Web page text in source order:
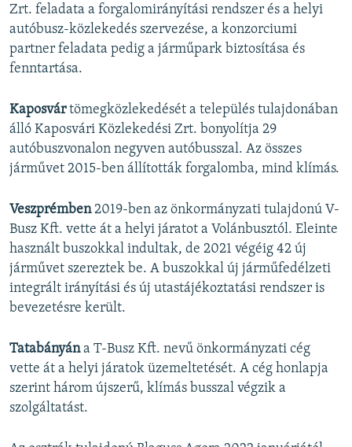
Zrt. feladata a forgalomirányítási rendszer és a helyi
autóbusz-közlekedés szervezése, a konzorciumi
partner feladata pedig a járműpark biztosítása és
fenntartása.
Kaposvártömegközlekedését a település tulajdonában
álló Kaposvári Közlekedési Zrt. bonyolítja 29
autóbuszvonalon negyven autóbusszal. Az összes
járművet 2015-ben állították forgalomba, mind klímás.
Veszprémben2019-ben az önkormányzati tulajdonú V-
Busz Kft. vette át a helyi járatot a Volánbusztól. Eleinte
használt buszokkal indultak, de 2021 végéig 42 új
járművet szereztek be. A buszokkal új járműfedélzeti
integrált irányítási és új utastájékoztatási rendszer is
bevezetésre került.
Tatabányána T-Busz Kft. nevű önkormányzati cég
vette át a helyi járatok üzemeltetését. A cég honlapja
szerint három újszerű, klímás busszal végzik a
szolgáltatást.